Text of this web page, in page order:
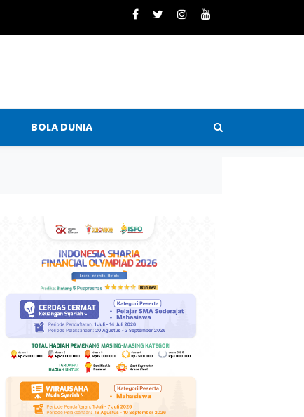
BOLA DUNIA